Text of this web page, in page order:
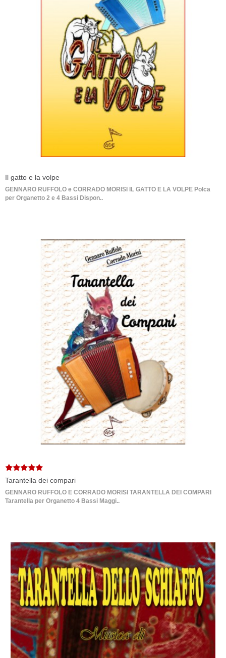
Il gatto e la volpe
GENNARO RUFFOLO e CORRADO MORISI IL GATTO E LA VOLPE Polca
per Organetto 2 e 4 Bassi Dispon..
Tarantella dei compari
GENNARO RUFFOLO E CORRADO MORISI TARANTELLA DEI COMPARI
Tarantella per Organetto 4 Bassi Maggi..